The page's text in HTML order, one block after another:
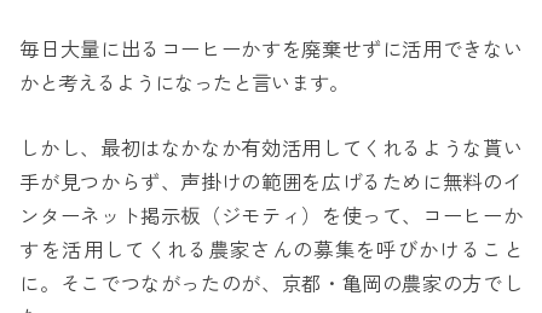
毎日大量に出るコーヒーかすを廃棄せずに活用できない
かと考えるようになったと言います。
しかし、最初はなかなか有効活用してくれるような貰い
手が見つからず、声掛けの範囲を広げるために無料のイ
ンターネット掲示板（ジモティ）を使って、コーヒーか
すを活用してくれる農家さんの募集を呼びかけること
に。そこでつながったのが、京都・亀岡の農家の方でし